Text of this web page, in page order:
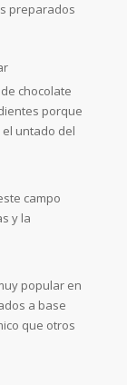
preparados
chocolate
porque
untado del
campo
y la
popular en
a base
que otros